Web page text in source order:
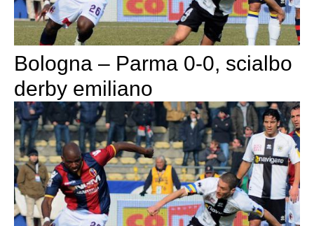
Bologna – Parma 0-0, scialbo
derby emiliano